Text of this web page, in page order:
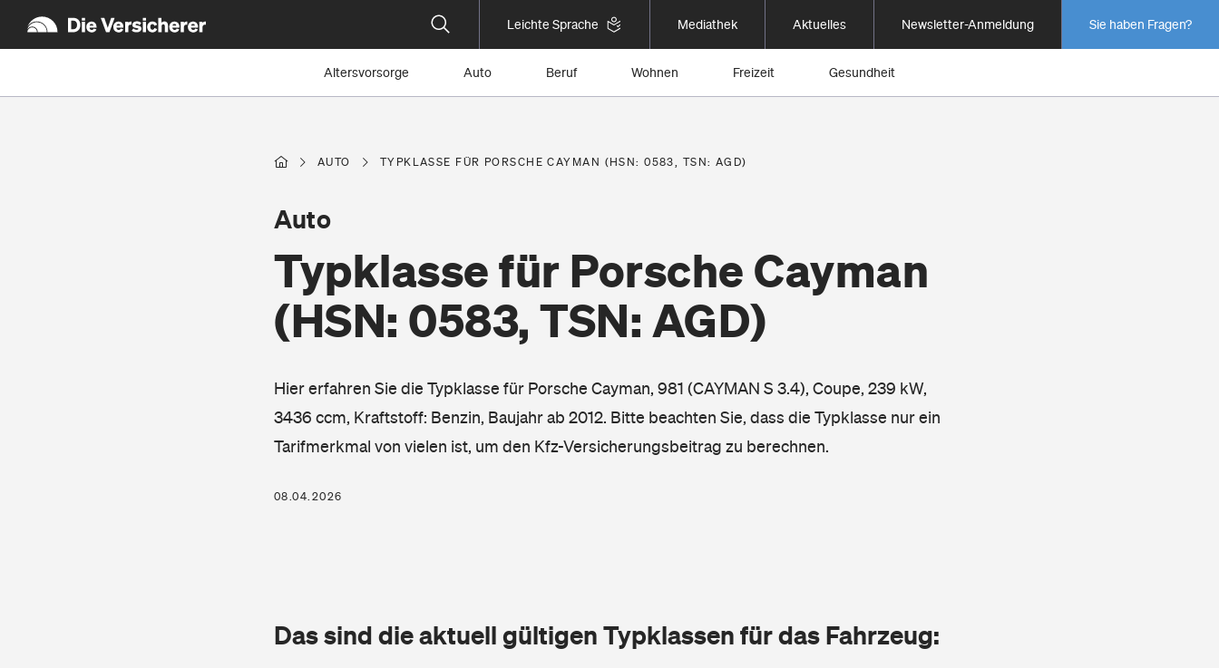
Leichte Sprache Mediathek Aktuelles Newsletter-Anmeldung Sie haben Fragen?
Altersvorsorge Auto Beruf Wohnen Freizeit Gesundheit
AUTO TYPKLASSE FÜR PORSCHE CAYMAN (HSN: 0583, TSN: AGD)
Typklasse für Porsche Cayman
(HSN: 0583, TSN: AGD)
Auto
Hier erfahren Sie die Typklasse für Porsche Cayman, 981 (CAYMAN S 3.4), Coupe, 239 kW,
3436 ccm, Kraftstoff: Benzin, Baujahr ab 2012. Bitte beachten Sie, dass die Typklasse nur ein
Tarifmerkmal von vielen ist, um den Kfz-Versicherungsbeitrag zu berechnen.
08.04.2026
Das sind die aktuell gültigen Typklassen für das Fahrzeug: